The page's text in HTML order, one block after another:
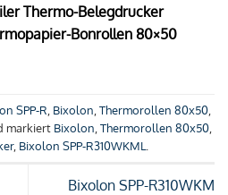
Thermo-Belegdrucker
Bonrollen 80×50
SPP-R Bixolon Thermorollen 80x50,
markiert Bixolon Thermorollen 80x50
, Bixolon SPP-R310WKML
Bixolon SPP-R310WKM